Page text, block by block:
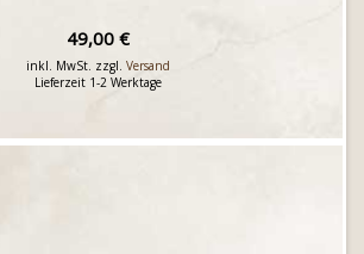
49,00 €
inkl. MwSt. zzgl. Versand
Lieferzeit 1-2 Werktage